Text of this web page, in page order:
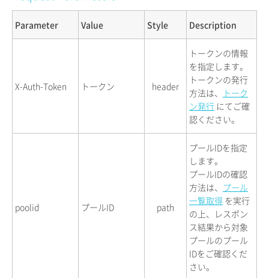
Parameter Value Style Description
X-Auth-Token トークン header
トークンの情報
を指定します。
トークンの発行
方法は、
トーク
ン発行 にてご確
認ください。
poolid プールID path
プールIDを指定
します。
プールIDの確認
方法は、 プール
一覧取得 を実行
の上、レスポン
ス結果から対象
プールのプール
IDをご確認くだ
さい。